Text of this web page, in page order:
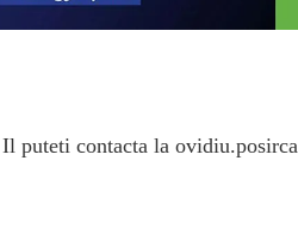
puteti contacta la ovidiu.posirca